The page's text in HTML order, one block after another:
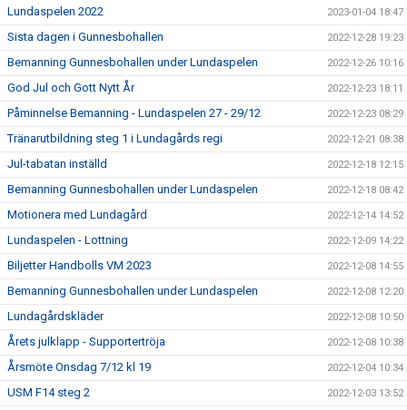
Lundaspelen 2022 2023-01-04 18:47
Sista dagen i Gunnesbohallen 2022-12-28 19:23
Bemanning Gunnesbohallen under Lundaspelen 2022-12-26 10:16
God Jul och Gott Nytt År 2022-12-23 18:11
Påminnelse Bemanning - Lundaspelen 27 - 29/12 2022-12-23 08:29
Tränarutbildning steg 1 i Lundagårds regi 2022-12-21 08:38
Jul-tabatan inställd 2022-12-18 12:15
Bemanning Gunnesbohallen under Lundaspelen 2022-12-18 08:42
Motionera med Lundagård 2022-12-14 14:52
Lundaspelen - Lottning 2022-12-09 14:22
Biljetter Handbolls VM 2023 2022-12-08 14:55
Bemanning Gunnesbohallen under Lundaspelen 2022-12-08 12:20
Lundagårdskläder 2022-12-08 10:50
Årets julklapp - Supportertröja 2022-12-08 10:38
Årsmöte Onsdag 7/12 kl 19 2022-12-04 10:34
USM F14 steg 2 2022-12-03 13:52